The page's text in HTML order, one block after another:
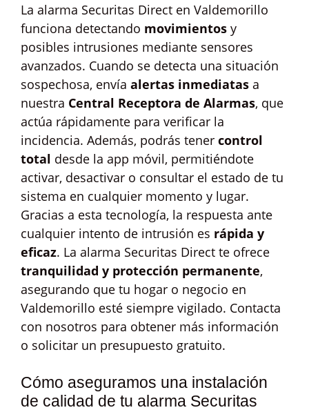
La alarma Securitas Direct en Valdemorillo
funciona detectando movimientos y
posibles intrusiones mediante sensores
avanzados. Cuando se detecta una situación
sospechosa, envía alertas inmediatas a
nuestra Central Receptora de Alarmas, que
actúa rápidamente para verificar la
incidencia. Además, podrás tener control
total desde la app móvil, permitiéndote
activar, desactivar o consultar el estado de tu
sistema en cualquier momento y lugar.
Gracias a esta tecnología, la respuesta ante
cualquier intento de intrusión es rápida y
eficaz. La alarma Securitas Direct te ofrece
tranquilidad y protección permanente,
asegurando que tu hogar o negocio en
Valdemorillo esté siempre vigilado. Contacta
con nosotros para obtener más información
o solicitar un presupuesto gratuito.
Cómo aseguramos una instalación
de calidad de tu alarma Securitas